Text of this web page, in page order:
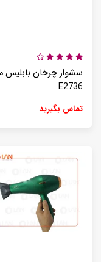
سشوار چرخان بابلیس
E2736
تماس بگیرید